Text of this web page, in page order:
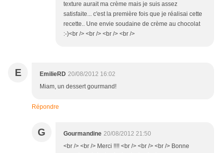
texture aurait ma crème mais je suis assez
satisfaite... c'est la première fois que je réalisai cette
recette.. Une envie soudaine de crème au chocolat
:-)<br /> <br /> <br /> <br />
E EmilieRD 20/08/2012 16:02
Miam, un dessert gourmand!
Répondre
G Gourmandine 20/08/2012 21:50
<br /> <br /> Merci !!!! <br /> <br /> <br /> Bonne